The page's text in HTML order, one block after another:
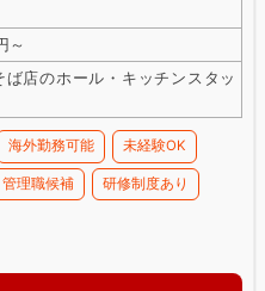
～
店のホール・キッチンスタッ
海外勤務可能 未経験OK
管理職候補 研修制度あり